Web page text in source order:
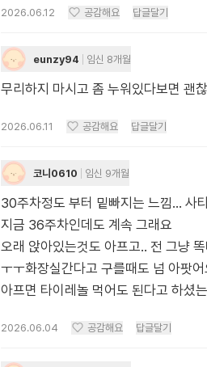
2026.06.12 공감해요 답글달기
eunzy94 임신 8개월
무리하지 마시고 좀 누워있다보면 괜
2026.06.11 공감해요 답글달기
코니0610 임신 9개월
30주차정도 부터 밑빠지는 느낌... 사
지금 36주차인데도 계속 그래요
오래 앉아있는것도 아프고.. 전 그냥
ㅜㅜ화장실간다고 구를때도 넘 아팟어
아프면 타이레놀 먹어도 된다고 하셨
2026.06.04 공감해요 답글달기